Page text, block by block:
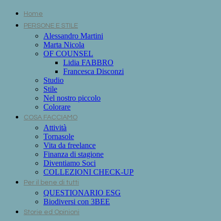
Home
PERSONE E STILE
Alessandro Martini
Marta Nicola
OF COUNSEL
Lidia FABBRO
Francesca Disconzi
Studio
Stile
Nel nostro piccolo
Colorare
COSA FACCIAMO
Attività
Tornasole
Vita da freelance
Finanza di stagione
Diventiamo Soci
COLLEZIONI CHECK-UP
Per il bene di tutti
QUESTIONARIO ESG
Biodiversi con 3BEE
Storie ed Opinioni